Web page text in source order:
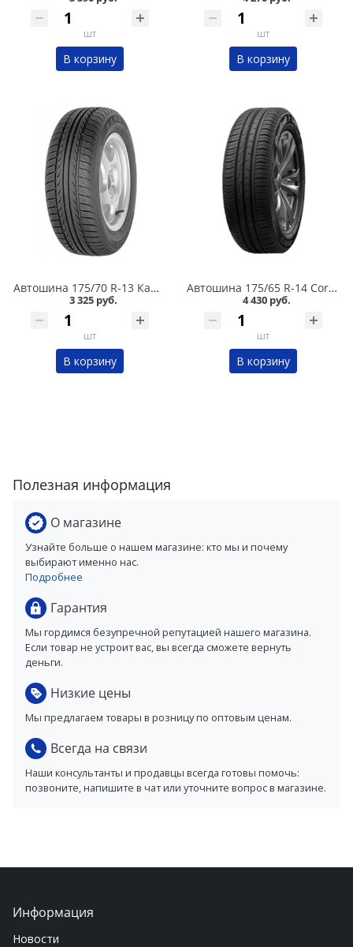
шт
В корзину
шт
В корзину
Автошина 175/70 R-13 Кама Breeze (НК-132) 82T в Кургане
3 325 руб.
шт
В корзину
Автошина 175/65 R-14 Cordiant Comfort 2 86H в Кургане
4 430 руб.
шт
В корзину
Полезная информация
О магазине
Узнайте больше о нашем магазине: кто мы и почему
выбирают именно нас.
Подробнее
Гарантия
Мы гордимся безупречной репутацией нашего магазина.
Если товар не устроит вас, вы всегда сможете вернуть
деньги.
Низкие цены
Мы предлагаем товары в розницу по оптовым ценам.
Всегда на связи
Наши консультанты и продавцы всегда готовы помочь:
позвоните, напишите в чат или уточните вопрос в магазине.
Информация
Новости